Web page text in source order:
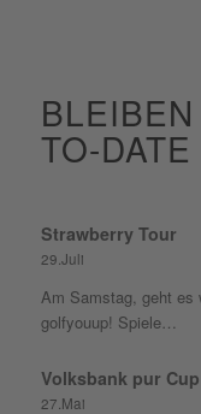
TO-DATE
Strawberry Tour
29.Juli
Am Samstag, geht es
golfyouup! Spiele…
Volksbank pur Cup
27.Mai